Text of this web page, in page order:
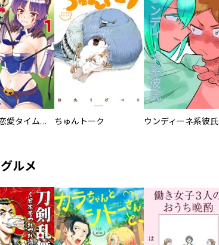
スーパー恋愛タイム！～現場でドＳな彼女は自宅でデレる～ ちゅんトーク ウンディーネ系彼氏
ルメ